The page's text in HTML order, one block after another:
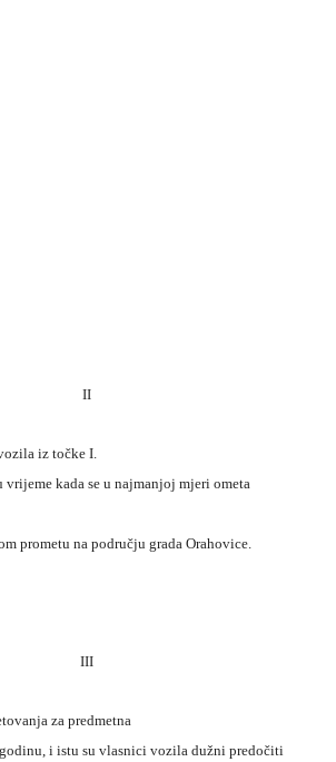
II
iz točke I.
vrijeme kada se u najmanjoj mjeri ometa
prometu na području grada Orahovice.
III
za predmetna
i istu su vlasnici vozila dužni predočiti